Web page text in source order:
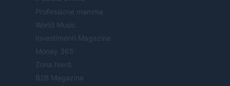
Professione mamma
World Music
Investimenti Magazine
Money 365
Zona Nerd
B2B Magazine